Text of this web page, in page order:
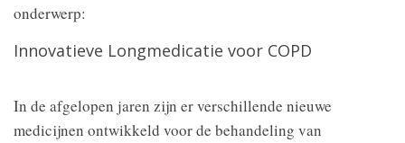
onderwerp:
Innovatieve Longmedicatie voor COPD
In de afgelopen jaren zijn er verschillende nieuwe
medicijnen ontwikkeld voor de behandeling van